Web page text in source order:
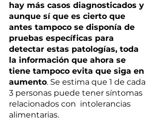
hay más casos diagnosticados y
aunque sí que es cierto que
antes tampoco se disponía de
pruebas específicas para
detectar estas patologías, toda
la información que ahora se
tiene tampoco evita que siga en
aumento. Se estima que 1 de cada
3 personas puede tener síntomas
relacionados con  intolerancias
alimentarias.